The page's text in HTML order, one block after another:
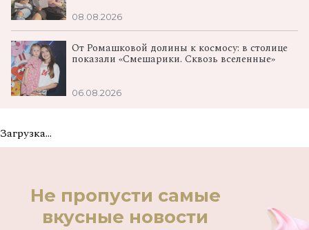
08.08.2026
От Ромашковой долины к космосу: в столице
показали «Смешарики. Сквозь вселенные»
06.08.2026
Загрузка...
Не пропусти самые
вкусные новости